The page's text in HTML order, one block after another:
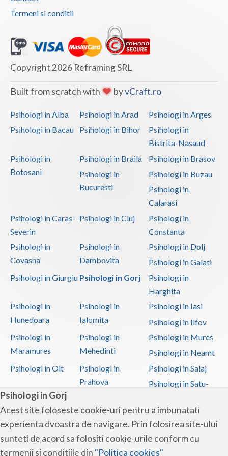
Psihologi in Gorj
Acest site foloseste cookie-uri pentru a imbunatati
experienta dvoastra de navigare. Prin folosirea site-ului
sunteti de acord sa folositi cookie-urile conform cu
termenii si conditiile din "Politica cookies"
VasluiInterventie psihoterapeutica in tulburarea de l... (1)
Interventie psihoterapeutica in tulburarea de s... (1)
Interventie psihoterapeutica in tulburarea dism... (1)
Interventie psihoterapeutica in tulburarea expr... (1)
Interventie psihoterapeutica in tulburarea fono... (1)
Interventie psihoterapeutica in tulburari ale c... (1)
Logopedie - Interventie psihoterapeutica in bal... (1)
Logoterapie (1)
Logoterapie in tulburarile de comunicare (1)
Psihodiagnostic si evaluare clinica (1)
Psihoterapie - Interventie psihoterapeutica in ... (1)
Psihoterapie - Interventie psihoterapeutica in ... (1)
Psihoterapie - Interventie psihoterapeutica in ... (1)
Psihoterapie - Interventie psihoterapeutica in ... (1)
Psihoterapie - Interventie psihoterapeutica in ... (1)
Psihoterapie - Interventie psihoterapeutica in ... (1)
Psihoterapie suportiva (1)
Terapii de scurta durata (1)
Termeni si conditii
Copyright 2026 Reframing SRL
Built from scratch with byvCraft.ro
Psihologi in Alba Psihologi in Arad
Psihologi in Arges
Psihologi in Bacau
Psihologi in Bihor
Psihologi in
Bistrita-Nasaud
Psihologi in
Botosani
Psihologi in Braila
Psihologi in Brasov
Psihologi in
Bucuresti
Psihologi in Buzau
Psihologi in
Calarasi
Psihologi in Caras-
Severin
Psihologi in Cluj
Psihologi in
Constanta
Psihologi in
Covasna
Psihologi in
Dambovita
Psihologi in Dolj
Psihologi in Galati
Psihologi in Giurgiu Psihologi in Gorj
Psihologi in
Harghita
Psihologi in
Hunedoara
Psihologi in
Ialomita
Psihologi in Iasi
Psihologi in Ilfov
Psihologi in
Maramures
Psihologi in
Mehedinti
Psihologi in Mures
Psihologi in Neamt
Psihologi in Olt
Psihologi in
Prahova
Psihologi in Salaj
Psihologi in Satu-
Psihologi in Sibiu
Psihologi in
Suceava
Psihologi in
Teleorman
Psihologi in Timis
Psihologi in Tulcea Psihologi in Valcea